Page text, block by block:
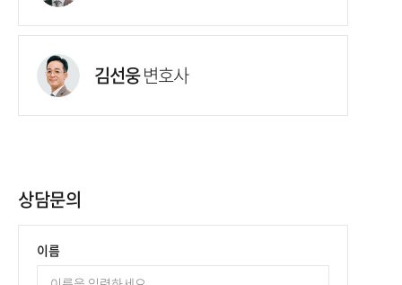
김선웅변호사
상담문의
이름